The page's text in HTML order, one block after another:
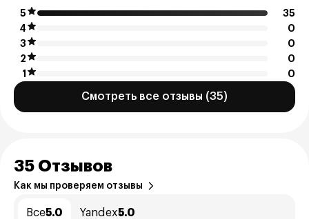
5
35
4
0
3
0
2
0
1
0
Смотреть все отзывы (35)
35 Отзывов
Как мы проверяем отзывы
Все5.0 Yandex5.0